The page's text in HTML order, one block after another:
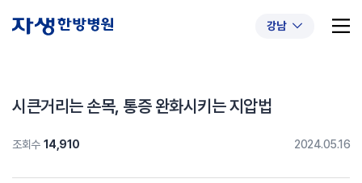
강남
추천 검색어
#교통사고후유증 #허리디스크 #목디스크
시큰거리는 손목, 통증 완화시키는 지압법
조회수 14,910 2024.05.16